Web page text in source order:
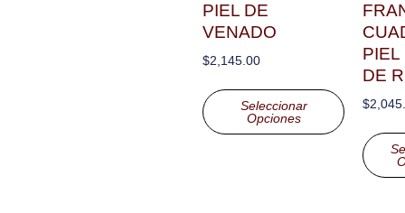
PIEL DE
VENADO
$2,145.00
Seleccionar
Opciones
PIEL
DE
$